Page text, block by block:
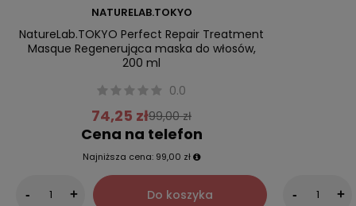
NATURELAB.TOKYO
NatureLab.TOKYO Perfect Repair Treatment
Masque Regenerująca maska do włosów,
200 ml
0.0
74,25 zł99,00 zł
Cena na telefon
Najniższa cena: 99,00 zł
- + Do koszyka - +